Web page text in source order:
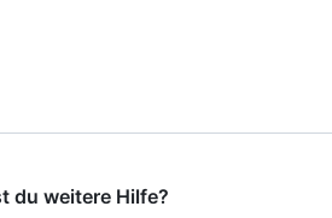
du weitere Hilfe?